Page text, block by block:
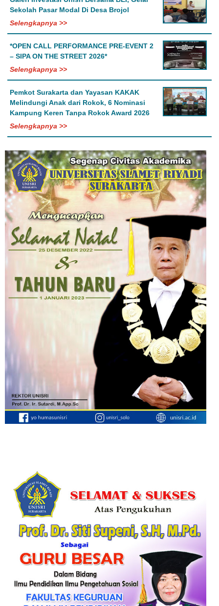
Sekolah Pasar Modal Di Desa Brojol
Selengkapnya >>
*OPEN CALL PERFORMANCE PRE-EVENT 2
– SIPA ON THE STREET 2026*
Selengkapnya >>
Pemkot Surakarta dan Yayasan KAKAK
Melindungi Anak dari Rokok, 6 Nominasi
Kampung Keren Tanpa Rokok Award 2026
Selengkapnya >>